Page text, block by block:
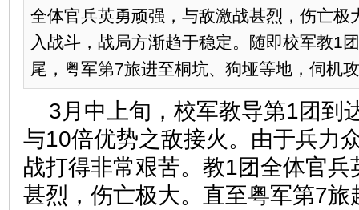
全体官兵英勇顽强，与敌激战甚烈，伤亡极
入战斗，战局方渐趋于稳定。随即校军教1
尾，粤军第7旅进至桐坑、狗垭等地，伺机
3月中上旬，校军教导第1团到
与10倍优势之敌接火。由于兵力
战打得非常艰苦。教1团全体官
甚烈，伤亡极大。直至粤军第7